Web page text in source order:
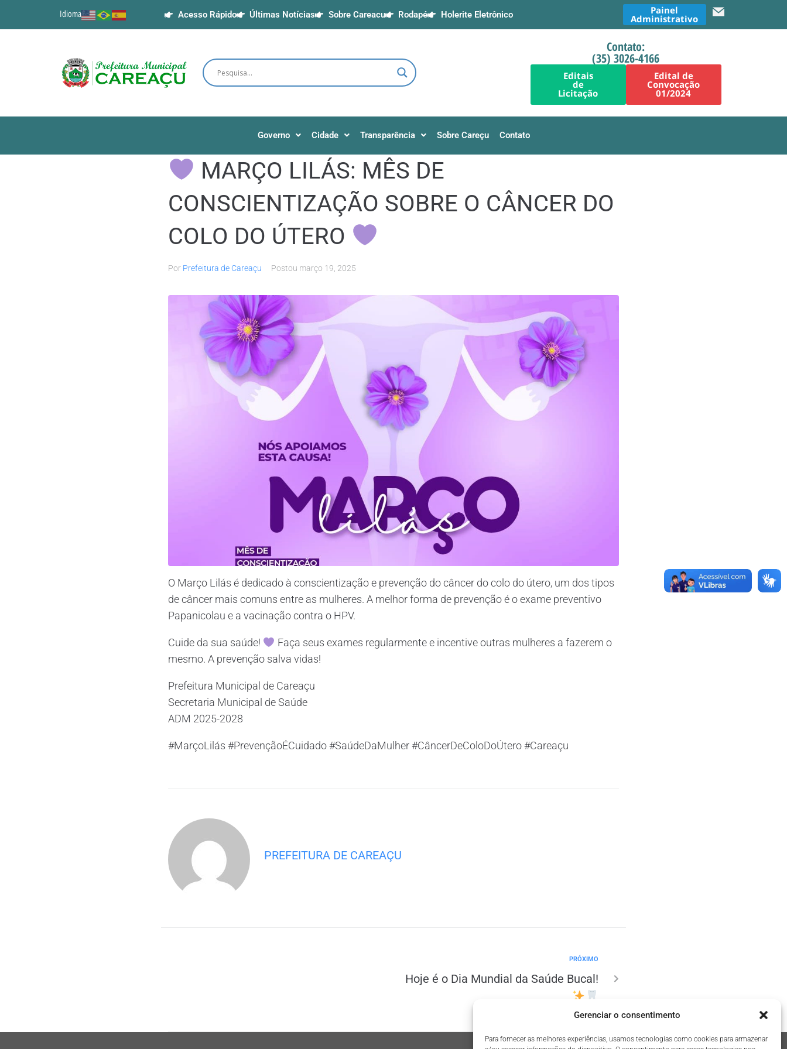
Gerenciar o consentimento
Para fornecer as melhores experiências, usamos tecnologias como cookies para armazenar
Idioma Acesso Rápido Últimas Notícias Sobre Careacu Rodapé Holerite Eletrônico Painel
Administrativo
Contato:
(35) 3026-4166
Editais
de
Licitação
Edital de
Convocação
01/2024
Governo Cidade Transparência Sobre Careçu Contato
MARÇO LILÁS: MÊS DE
CONSCIENTIZAÇÃO SOBRE O CÂNCER DO
COLO DO ÚTERO
Por Prefeitura de Careaçu Postou março 19, 2025
O Março Lilás é dedicado à conscientização e prevenção do câncer do colo do útero, um dos tipos
de câncer mais comuns entre as mulheres. A melhor forma de prevenção é o exame preventivo
Papanicolau e a vacinação contra o HPV.
Cuide da sua saúde!
Faça seus exames regularmente e incentive outras mulheres a fazerem o
mesmo. A prevenção salva vidas!
Prefeitura Municipal de Careaçu
Secretaria Municipal de Saúde
ADM 2025-2028
#MarçoLilás #PrevençãoÉCuidado #SaúdeDaMulher #CâncerDeColoDoÚtero #Careaçu
PREFEITURA DE CAREAÇU
PRÓXIMO
Hoje é o Dia Mundial da Saúde Bucal!